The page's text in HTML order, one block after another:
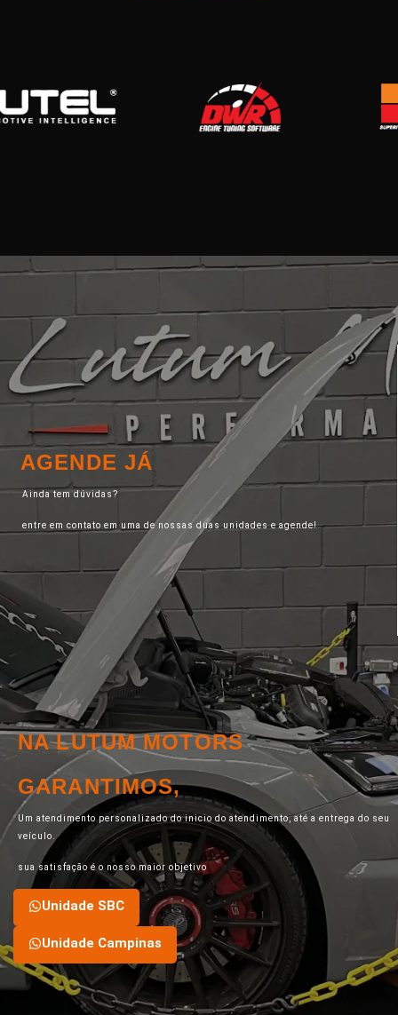
AGENDE JÁ
Ainda tem dúvidas?
entre em contato em uma de nossas duas unidades e agende!
NA LUTUM MOTORS
GARANTIMOS,
Um atendimento personalizado do inicio do atendimento, até a entrega do seu
veículo.
sua satisfação é o nosso maior objetivo
Unidade SBC
Unidade Campinas